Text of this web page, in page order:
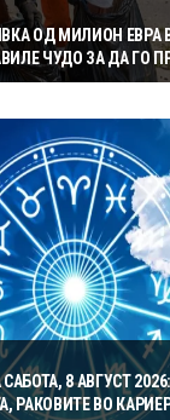
ОД МИЛИОН ЕВРА
ЧУДО ЗА ДА ГО
8 АВГУСТ
РАКОВИТЕ ВО